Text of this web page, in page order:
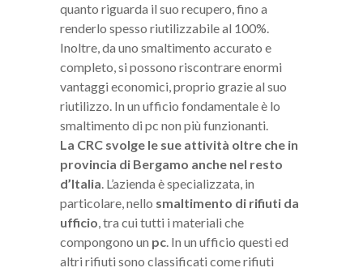
quanto riguarda il suo recupero, fino a
renderlo spesso riutilizzabile al 100%.
Inoltre, da uno smaltimento accurato e
completo, si possono riscontrare enormi
vantaggi economici, proprio grazie al suo
riutilizzo. In un ufficio fondamentale è lo
smaltimento di pc non più funzionanti.
La CRC svolge le sue attività oltre che in
provincia di Bergamo anche nel resto
d’Italia. L’azienda è specializzata, in
particolare, nello smaltimento di rifiuti da
ufficio, tra cui tutti i materiali che
compongono un pc. In un ufficio questi ed
altri rifiuti sono classificati come rifiuti